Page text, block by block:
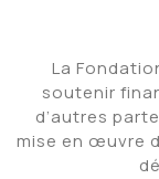
La
soutenir
d’autres
mise en œuvre